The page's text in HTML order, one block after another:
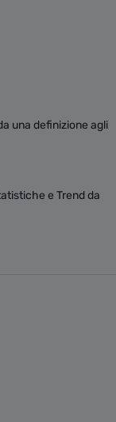
una definizione agli
e Trend da